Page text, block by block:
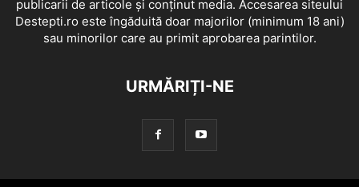
publicarii de articole și conținut media. Accesarea siteului
Destepti.ro este îngăduită doar majorilor (minimum 18 ani)
sau minorilor care au primit aprobarea parintilor.
URMĂRIȚI-NE